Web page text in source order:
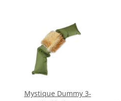
Mystique Dummy 3-